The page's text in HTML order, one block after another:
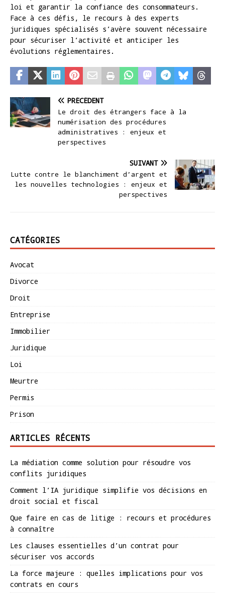
loi et garantir la confiance des consommateurs.
Face à ces défis, le recours à des experts
juridiques spécialisés s’avère souvent nécessaire
pour sécuriser l’activité et anticiper les
évolutions réglementaires.
PRÉCÉDENT
Le droit des étrangers face à la
numérisation des procédures
administratives : enjeux et
perspectives
SUIVANT
Lutte contre le blanchiment d’argent et
les nouvelles technologies : enjeux et
perspectives
CATÉGORIES
Avocat
Divorce
Droit
Entreprise
Immobilier
Juridique
Loi
Meurtre
Permis
Prison
ARTICLES RÉCENTS
La médiation comme solution pour résoudre vos
conflits juridiques
Comment l’IA juridique simplifie vos décisions en
droit social et fiscal
Que faire en cas de litige : recours et procédures
à connaître
Les clauses essentielles d’un contrat pour
sécuriser vos accords
La force majeure : quelles implications pour vos
contrats en cours